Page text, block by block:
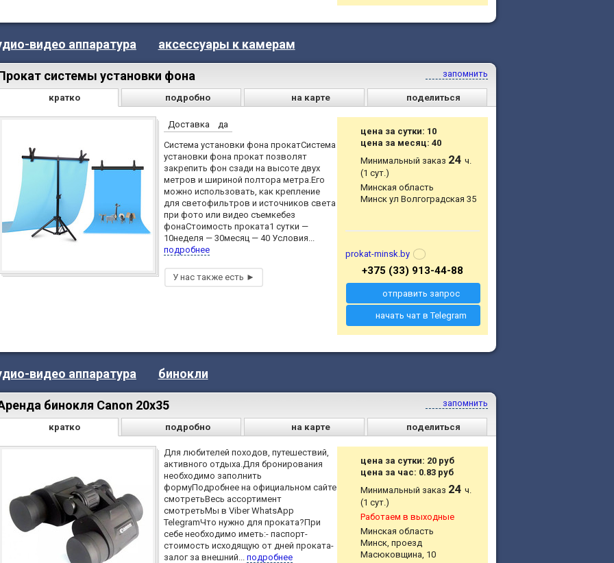
видео аппаратура аксессуары к камерам
запомнить
системы установки фона
кратко подробно на карте поделиться
Доставка
да
Система установки фона прокатСистема
установки фона прокат позволят
закрепить фон сзади на высоте двух
метров и шириной полтора метра.Его
можно использовать, как крепление
для светофильтров и источников света
при фото или видео съемкебез
фонаСтоимость проката1 сутки —
10неделя — 30месяц — 40 Условия...
подробнее
цена за сутки: 10
цена за месяц: 40
Минимальный заказ 24ч.
(1 сут.)
Минская область
Минск ул Волгоградская 35
prokat-minsk.by
+375 (33) 913-44-88
отправить запрос
начать чат в Telegram
видео аппаратура бинокли
запомнить
бинокля Canon 20x35
кратко подробно на карте поделиться
Для любителей походов, путешествий,
активного отдыха.Для бронирования
необходимо заполнить
формуПодробнее на официальном сайте
смотретьВесь ассортимент
смотретьМы в Viber WhatsApp
TelegramЧто нужно для проката?При
себе необходимо иметь:- паспорт-
стоимость исходящую от дней проката-
залог за внешний... подробнее
цена за сутки: 20 руб
цена за час: 0.83 руб
Минимальный заказ 24ч.
(1 сут.)
Работаем в выходные
Минская область
Минск, проезд
Масюковщина, 10